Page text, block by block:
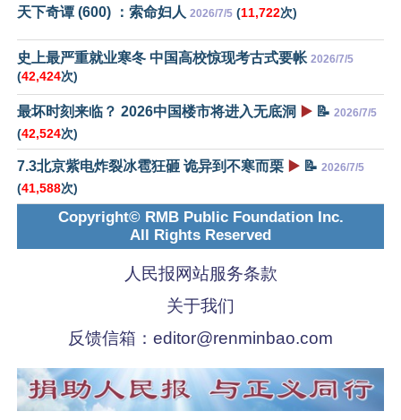
天下奇谭 (600) ：索命妇人 2026/7/5 (11,722次)
史上最严重就业寒冬 中国高校惊现考古式要帐 2026/7/5
(42,424次)
最坏时刻来临？ 2026中国楼市将进入无底洞 ▶️ 📝 2026/7/5
(42,524次)
7.3北京紫电炸裂冰雹狂砸 诡异到不寒而栗 ▶️ 📝 2026/7/5
(41,588次)
Copyright© RMB Public Foundation Inc.
All Rights Reserved
人民报网站服务条款
关于我们
反馈信箱： editor@renminbao.com